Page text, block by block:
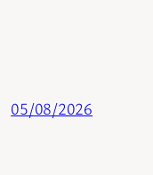
05/08/2026